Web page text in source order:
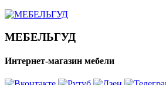
МЕБЕЛЬГУД
Интернет-магазин мебели